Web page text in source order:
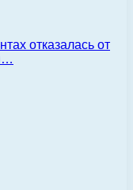
отказалась от